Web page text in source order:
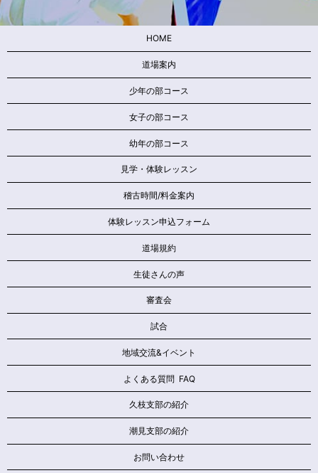
HOME
道場案内
少年の部コース
女子の部コース
幼年の部コース
見学・体験レッスン
稽古時間/料金案内
体験レッスン申込フォーム
道場規約
生徒さんの声
審査会
試合
地域交流&イベント
よくある質問 FAQ
久枝支部の紹介
潮見支部の紹介
お問い合わせ